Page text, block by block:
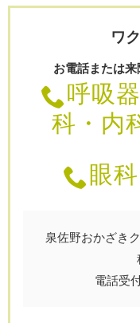
ワ
お電話または来
呼吸
科・内
眼
泉佐野おかざき
電話受